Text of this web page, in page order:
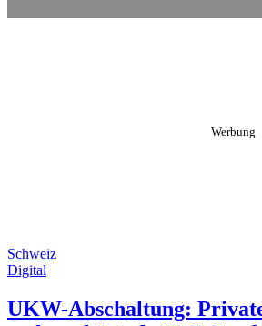
Schweiz
Digital
UKW-Abschaltung: